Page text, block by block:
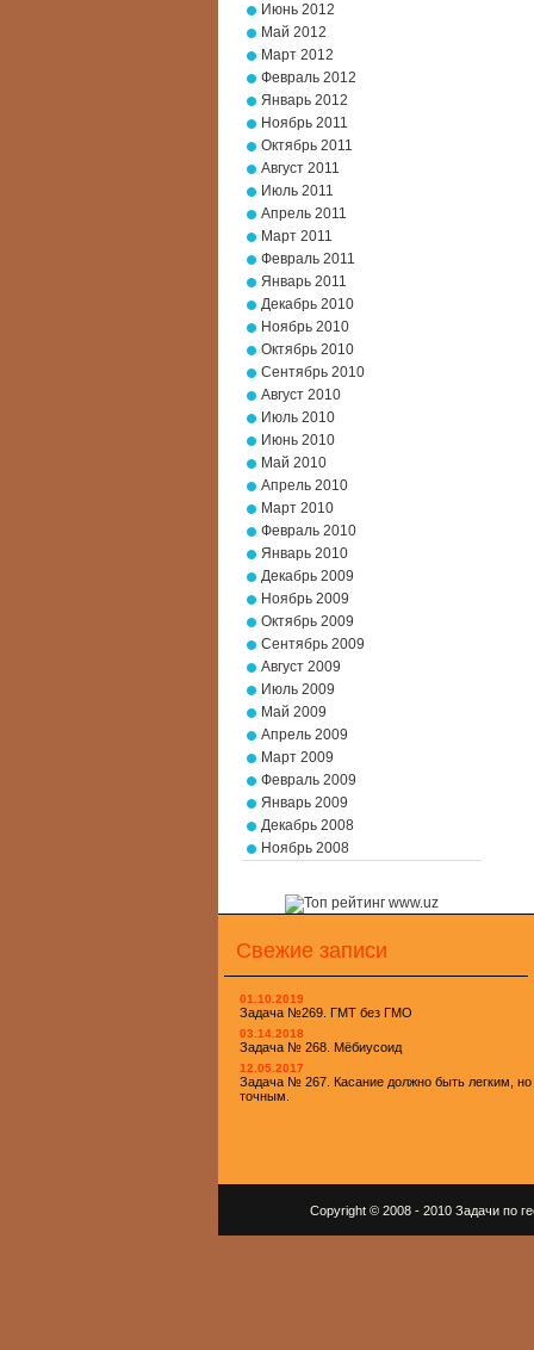
Июнь 2012
Май 2012
Март 2012
Февраль 2012
Январь 2012
Ноябрь 2011
Октябрь 2011
Август 2011
Июль 2011
Апрель 2011
Март 2011
Февраль 2011
Январь 2011
Декабрь 2010
Ноябрь 2010
Октябрь 2010
Сентябрь 2010
Август 2010
Июль 2010
Июнь 2010
Май 2010
Апрель 2010
Март 2010
Февраль 2010
Январь 2010
Декабрь 2009
Ноябрь 2009
Октябрь 2009
Сентябрь 2009
Август 2009
Июль 2009
Май 2009
Апрель 2009
Март 2009
Февраль 2009
Январь 2009
Декабрь 2008
Ноябрь 2008
Свежие записи
01.10.2019
Задача №269. ГМТ без ГМО
03.14.2018
Задача № 268. Мёбиусоид
12.05.2017
Задача № 267. Касание должно быть легким, но
точным.
Copyright © 2008 - 2010 Задачи по